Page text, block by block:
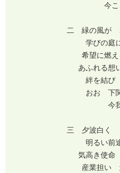
今こ
二 緑の風が
学びの庭
希望に燃え
あふれる想
絆を結び
おお 下関
今
三 夕波白く
明るい前
気高き使命
産業担い